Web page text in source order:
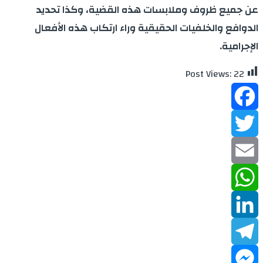
عن جميع ظروف وملابسات هذه القضية، وكذا تحديد
الدوافع والخلفيات الحقيقية وراء ارتكاب هذه الأفعال
الإجرامية.
Post Views:22
Facebook
Twitter
Email
WhatsApp
LinkedIn
Telegram